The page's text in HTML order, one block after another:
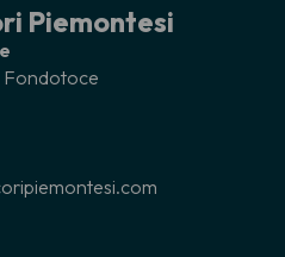
Piemontesi
Fondotoce